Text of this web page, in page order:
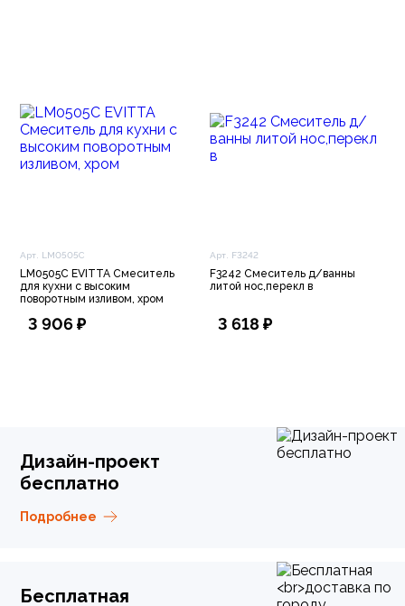
Арт. LM0505C
LM0505C EVITTA Смеситель
для кухни с высоким
поворотным изливом, хром
3 906 ₽
Арт. F3242
F3242 Смеситель д/ванны
литой нос,перекл в
3 618 ₽
Дизайн-проект
бесплатно
Подробнее
Бесплатная